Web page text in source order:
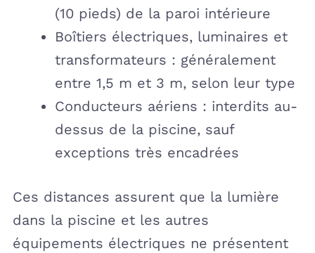
(10 pieds) de la paroi intérieure
Boîtiers électriques, luminaires et
transformateurs : généralement
entre 1,5 m et 3 m, selon leur type
Conducteurs aériens : interdits au-
dessus de la piscine, sauf
exceptions très encadrées
Ces distances assurent que la lumière
dans la piscine et les autres
équipements électriques ne présentent